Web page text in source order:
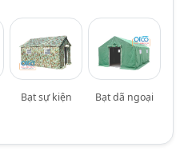
Bạt sự kiện Bạt dã ngoại